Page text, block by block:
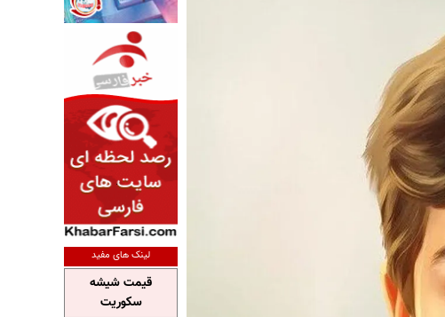
لینک های مفید
قیمت شیشه
سکوریت